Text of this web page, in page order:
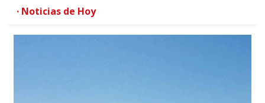
· Noticias de Hoy